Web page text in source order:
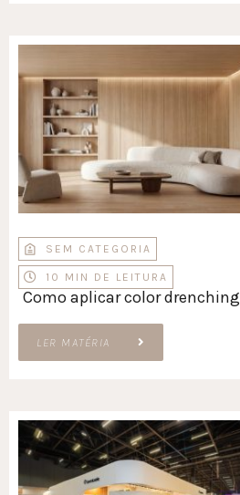
SEM CATEGORIA
10 MIN DE LEITURA
Como aplicar color drenching
LER MATÉRIA